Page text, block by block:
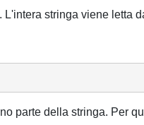
stringa viene letta
parte della stringa. Per